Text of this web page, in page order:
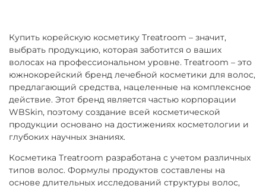
Купить корейскую косметику Treatroom – значит,
выбрать продукцию, которая заботится о ваших
волосах на профессиональном уровне. Treatroom – это
южнокорейский бренд лечебной косметики для волос,
предлагающий средства, нацеленные на комплексное
действие. Этот бренд является частью корпорации
WBSkin, поэтому создание всей косметической
продукции основано на достижениях косметологии и
глубоких научных знаниях.
Косметика Treatroom разработана с учетом различных
типов волос. Формулы продуктов составлены на
основе длительных исследований структуры волос,